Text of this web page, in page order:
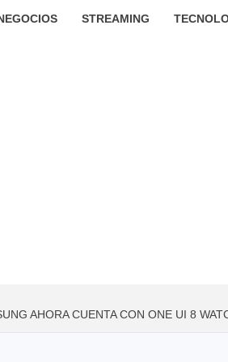
STREAMING
AHORA CUENTA CON ONE UI 8